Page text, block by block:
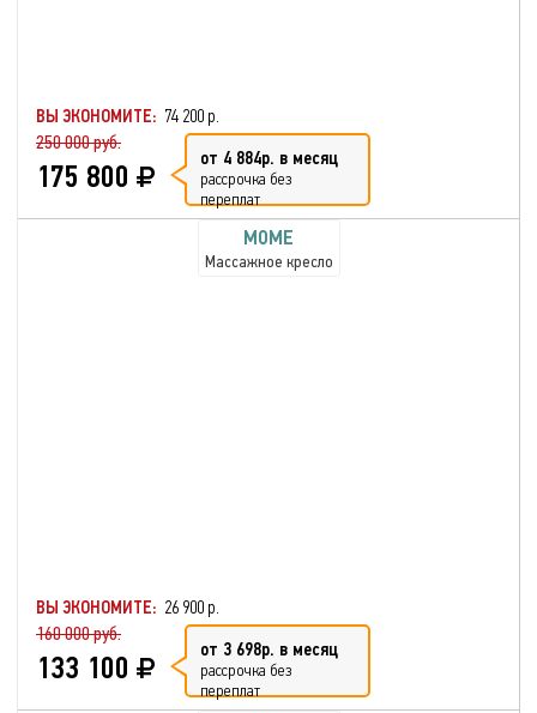
ВЫ ЭКОНОМИТЕ: 74 200 р.
250 000 руб.
175 800 от 4 884р. в месяц
рассрочка без
переплат
MOME
Массажное кресло
ВЫ ЭКОНОМИТЕ: 26 900 р.
160 000 руб.
133 100 от 3 698р. в месяц
рассрочка без
переплат